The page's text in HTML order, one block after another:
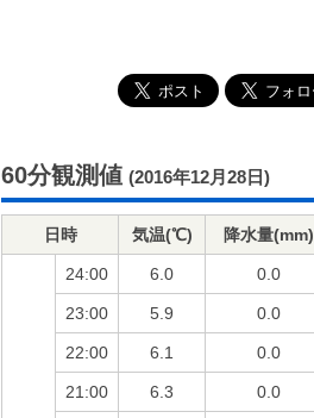
60分観測値 (2016年12月28日)
日時 気温(℃) 降水量(mm)
24:00 6.0 0.0
23:00 5.9 0.0
22:00 6.1 0.0
21:00 6.3 0.0